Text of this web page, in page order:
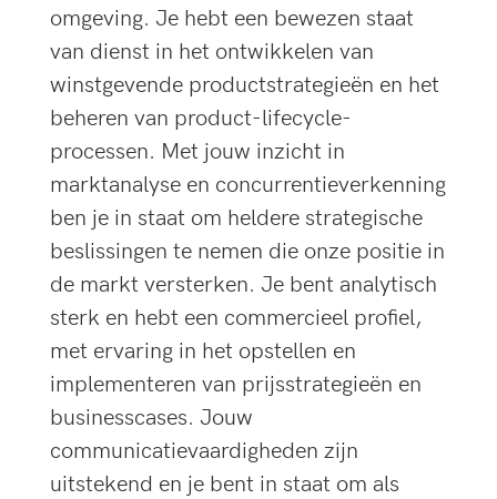
omgeving. Je hebt een bewezen staat
van dienst in het ontwikkelen van
winstgevende productstrategieën en het
beheren van product-lifecycle-
processen. Met jouw inzicht in
marktanalyse en concurrentieverkenning
ben je in staat om heldere strategische
beslissingen te nemen die onze positie in
de markt versterken. Je bent analytisch
sterk en hebt een commercieel profiel,
met ervaring in het opstellen en
implementeren van prijsstrategieën en
businesscases. Jouw
communicatievaardigheden zijn
uitstekend en je bent in staat om als